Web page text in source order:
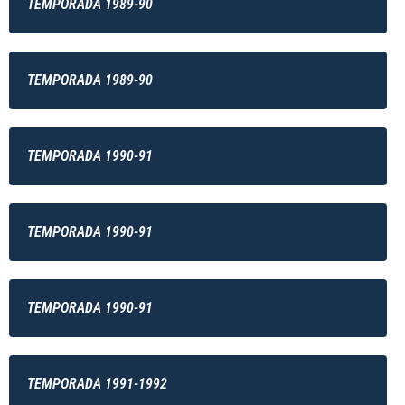
TEMPORADA 1989-90
TEMPORADA 1989-90
TEMPORADA 1990-91
TEMPORADA 1990-91
TEMPORADA 1990-91
TEMPORADA 1991-1992